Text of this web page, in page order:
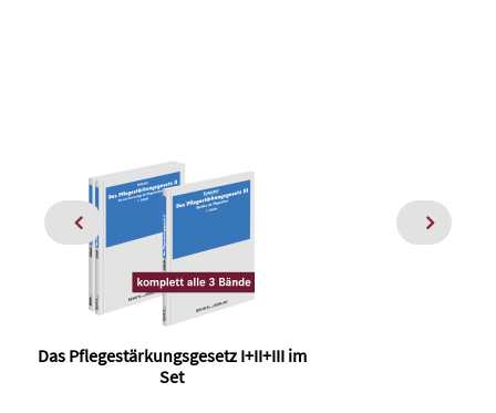
Das Pflegestärkungsgesetz I+II+III im
Set